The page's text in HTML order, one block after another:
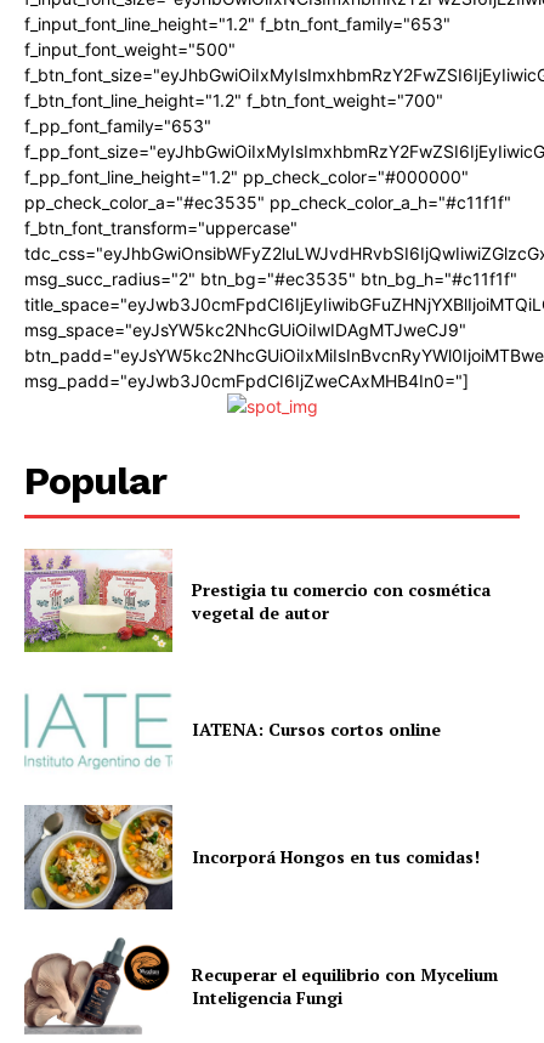
f_input_font_line_height="1.2" f_btn_font_family="653"
f_input_font_weight="500"
f_btn_font_line_height="1.2" f_btn_font_weight="700"
f_pp_font_family="653"
f_pp_font_line_height="1.2" pp_check_color="#000000"
pp_check_color_a="#ec3535" pp_check_color_a_h="#c11f1f"
f_btn_font_transform="uppercase"
msg_succ_radius="2" btn_bg="#ec3535" btn_bg_h="#c11f1f"
msg_space="eyJsYW5kc2NhcGUiOiIwIDAgMTJweCJ9"
msg_padd="eyJwb3J0cmFpdCI6IjZweCAxMHB4In0="]
Popular
Prestigia tu comercio con cosmética
vegetal de autor
IATENA: Cursos cortos online
Incorporá Hongos en tus comidas!
Recuperar el equilibrio con Mycelium
Inteligencia Fungi